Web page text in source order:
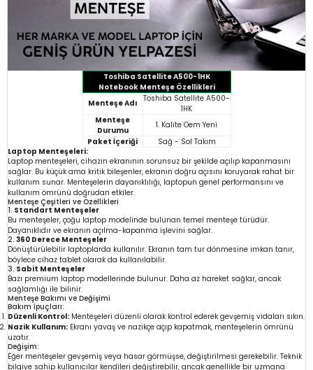
Toshiba Satellite A500-1HK
Notebook Menteşe Özellikleri
Menteşe Adı Toshiba Satellite A500-
1HK
Menteşe
Durumu
1. Kalite Oem Yeni
Paket İçeriği
Sağ - Sol Takım
Laptop Menteşeleri:
Laptop menteşeleri, cihazın ekranının sorunsuz bir şekilde açılıp kapanmasını
sağlar. Bu küçük ama kritik bileşenler, ekranın doğru açısını koruyarak rahat bir
kullanım sunar. Menteşelerin dayanıklılığı, laptopun genel performansını ve
kullanım ömrünü doğrudan etkiler.
Menteşe Çeşitleri ve Özellikleri
1. Standart Menteşeler
Bu menteşeler, çoğu laptop modelinde bulunan temel menteşe türüdür.
Dayanıklıdır ve ekranın açılma-kapanma işlevini sağlar.
2. 360 Derece Menteşeler
Dönüştürülebilir laptoplarda kullanılır. Ekranın tam tur dönmesine imkan tanır,
böylece cihaz tablet olarak da kullanılabilir.
3. Sabit Menteşeler
Bazı premium laptop modellerinde bulunur. Daha az hareket sağlar, ancak
sağlamlığı ile bilinir.
Menteşe Bakımı ve Değişimi
Bakım İpuçları:
Düzenli Kontrol: Menteşeleri düzenli olarak kontrol ederek gevşemiş vidaları sıkın.
Nazik Kullanım: Ekranı yavaş ve nazikçe açıp kapatmak, menteşelerin ömrünü
uzatır.
Değişim:
Eğer menteşeler gevşemiş veya hasar görmüşse, değiştirilmesi gerekebilir. Teknik
bilgiye sahip kullanıcılar kendileri değiştirebilir, ancak genellikle bir uzmana